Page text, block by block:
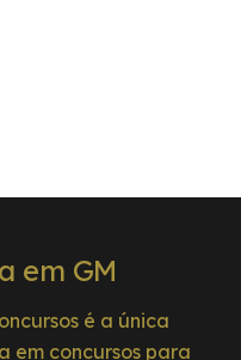
em GM
é a única
em concursos para